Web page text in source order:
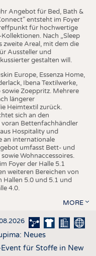
Angebot für Bed, Bath &
entsteht im Foyer
für hochwertige
Nach „Sleep
zweite Areal, mit dem die
Aussteller und
gestalten will.
Europe, Essenza Home,
Ibena Textilwerke,
Zoeppritz. Mehrere
längerer
Heimtextil zurück.
sich an den
voran Bettenfachhändler
Hospitality und
an internationale
umfasst Bett- und
Wohnaccessoires.
Foyer der Halle 5.1
weiteren Bereichen von
Hallen 5.0 und 5.1 und
4.0.
MORE
Neues
für Stoffe in New